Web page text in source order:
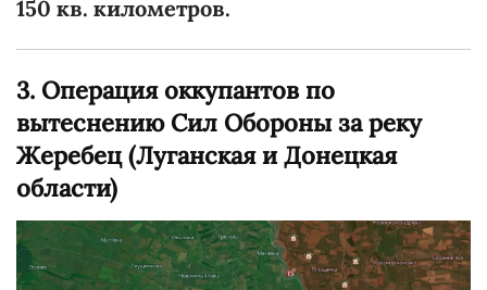
150 кв. километров.
3. Операция оккупантов по
вытеснению Сил Обороны за реку
Жеребец (Луганская и Донецкая
области)